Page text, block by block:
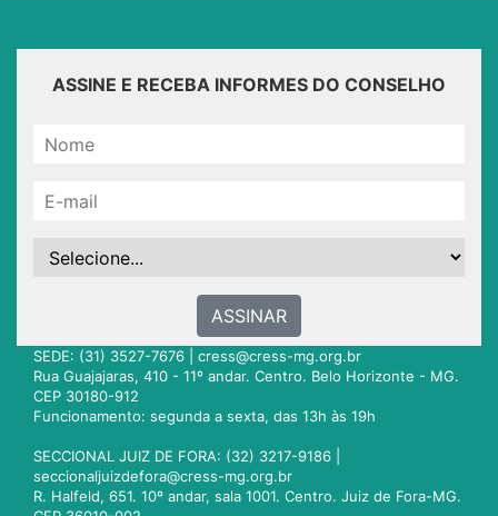
ASSINE E RECEBA INFORMES DO CONSELHO
ASSINAR
SEDE: (31) 3527-7676 | cress@cress-mg.org.br
Rua Guajajaras, 410 - 11º andar. Centro. Belo Horizonte - MG.
CEP 30180-912
Funcionamento: segunda a sexta, das 13h às 19h
SECCIONAL JUIZ DE FORA: (32) 3217-9186 |
seccionaljuizdefora@cress-mg.org.br
R. Halfeld, 651. 10º andar, sala 1001. Centro. Juiz de Fora-MG.